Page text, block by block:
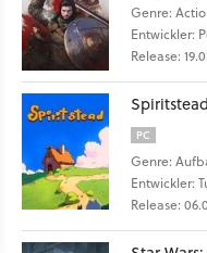
Genre:
Entwickler:
Release:
Spiritstead
PC
Genre:
Entwickler:
Release: